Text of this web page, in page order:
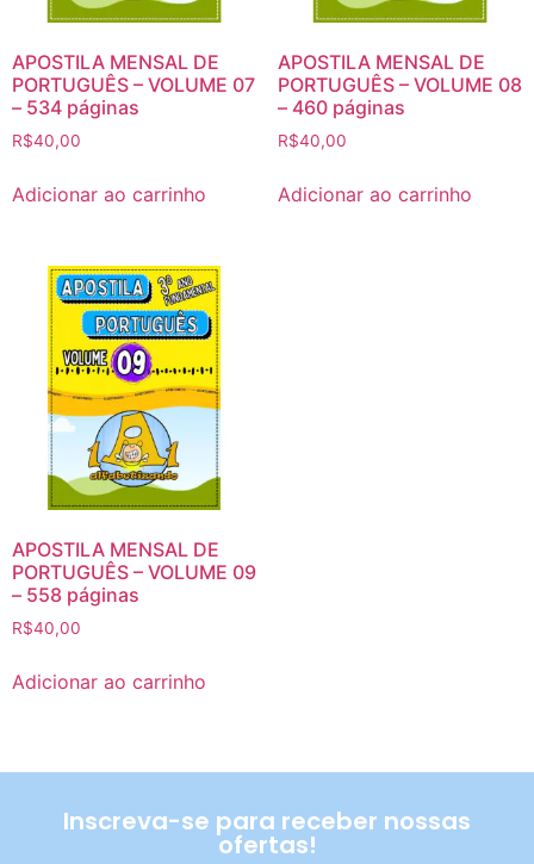
APOSTILA MENSAL DE
PORTUGUÊS – VOLUME 07
– 534 páginas
R$40,00
Adicionar ao carrinho
APOSTILA MENSAL DE
PORTUGUÊS – VOLUME 08
– 460 páginas
R$40,00
Adicionar ao carrinho
APOSTILA MENSAL DE
PORTUGUÊS – VOLUME 09
– 558 páginas
R$40,00
Adicionar ao carrinho
Inscreva-se para receber nossas
ofertas!